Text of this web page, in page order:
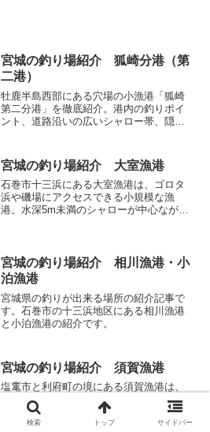
宮城の釣り場紹介 狐崎分港（第
二港）
牡鹿半島西部にある穴場の小漁港「狐崎
第二分港」を徹底紹介。港内の釣りポイ
ント、道路沿いの広いシャロー帯、隠れ
魚狙いにも最適なフィールドを詳しく紹
介します。
宮城の釣り場紹介 大室漁港
石巻市十三浜にある大室漁港は、ゴロタ
浜や磯場にアクセスできる小規模な漁
港。水深5m未満のシャローが中心なが
宮城の釣り場紹介 相川漁港・小
泊漁港
宮城県の釣りが出来る場所の紹介記事で
す。石巻市の十三浜地区にある相川漁港
と小泊漁港の紹介です。
宮城の釣り場紹介 須賀漁港
塩竃市と利府町の境にある須賀漁港は、
住宅街にひっそりと佇む小規模な漁港。
非常に穏やかな港内でハゼ釣りなど小物
釣りが楽しめます。アクセスも良く、の
検索 トップ サイドバー